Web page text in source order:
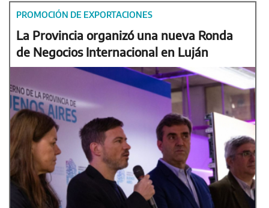
PROMOCIÓN DE EXPORTACIONES
La Provincia organizó una nueva Ronda
de Negocios Internacional en Luján